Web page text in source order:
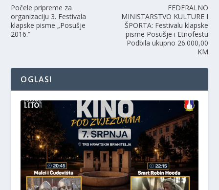
Počele pripreme za
organizaciju 3. Festivala
klapske pisme „Posušje
2016.“
FEDERALNO
MINISTARSTVO KULTURE I
ŠPORTA: Festivalu klapske
pisme Posušje i Etnofestu
Podbila ukupno 26.000,00
KM
OGLASI